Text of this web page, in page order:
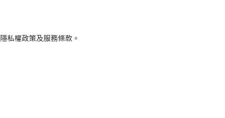
隱私權政策及服務條款 。